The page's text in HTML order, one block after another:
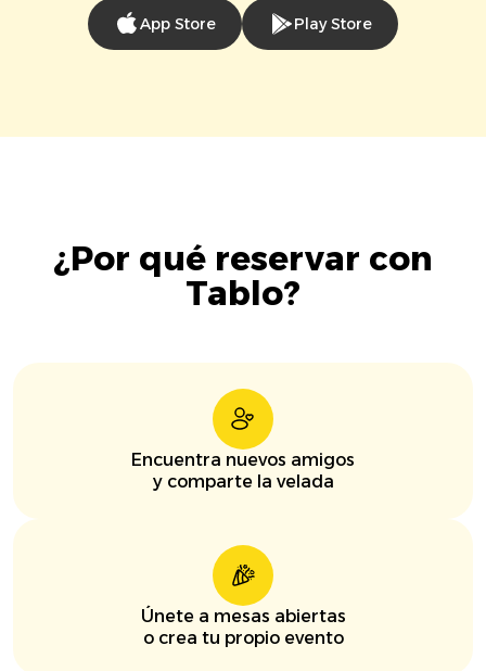
App Store Play Store
¿Por qué reservar con
Tablo?
Encuentra nuevos amigos
y comparte la velada
Únete a mesas abiertas
o crea tu propio evento